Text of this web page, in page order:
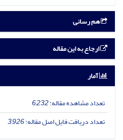
هم رسانی
ارجاع به این مقاله
آمار
تعداد مشاهده مقاله:6,232
تعداد دریافت فایل اصل مقاله:3,926